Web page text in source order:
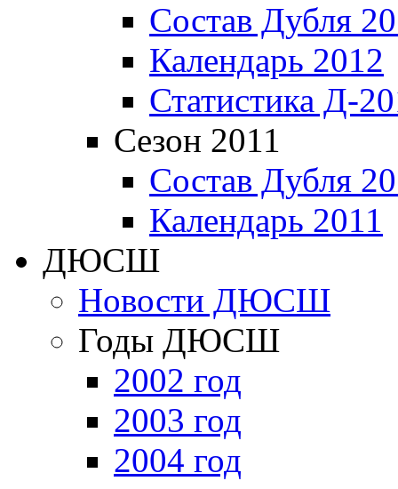
Состав Дубля
Календарь 2012
Статистика Д-
Сезон 2011
Состав Дубля
Календарь 2011
ДЮСШ
Новости ДЮСШ
Годы ДЮСШ
2002 год
2003 год
2004 год